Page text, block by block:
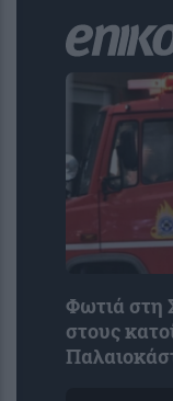
Φωτιά στη
στους